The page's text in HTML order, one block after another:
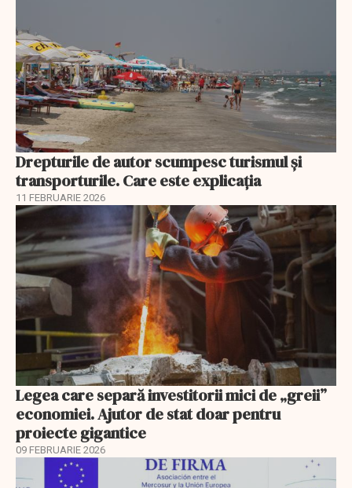
Drepturile de autor scumpesc turismul și
transporturile. Care este explicația
11 FEBRUARIE 2026
Legea care separă investitorii mici de „greii”
economiei. Ajutor de stat doar pentru
proiecte gigantice
09 FEBRUARIE 2026